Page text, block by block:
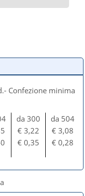
Confezione minima
da 300
€ 3,22
€ 0,35
da 504
€ 3,08
€ 0,28